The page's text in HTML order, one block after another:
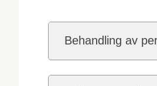
Behandling av